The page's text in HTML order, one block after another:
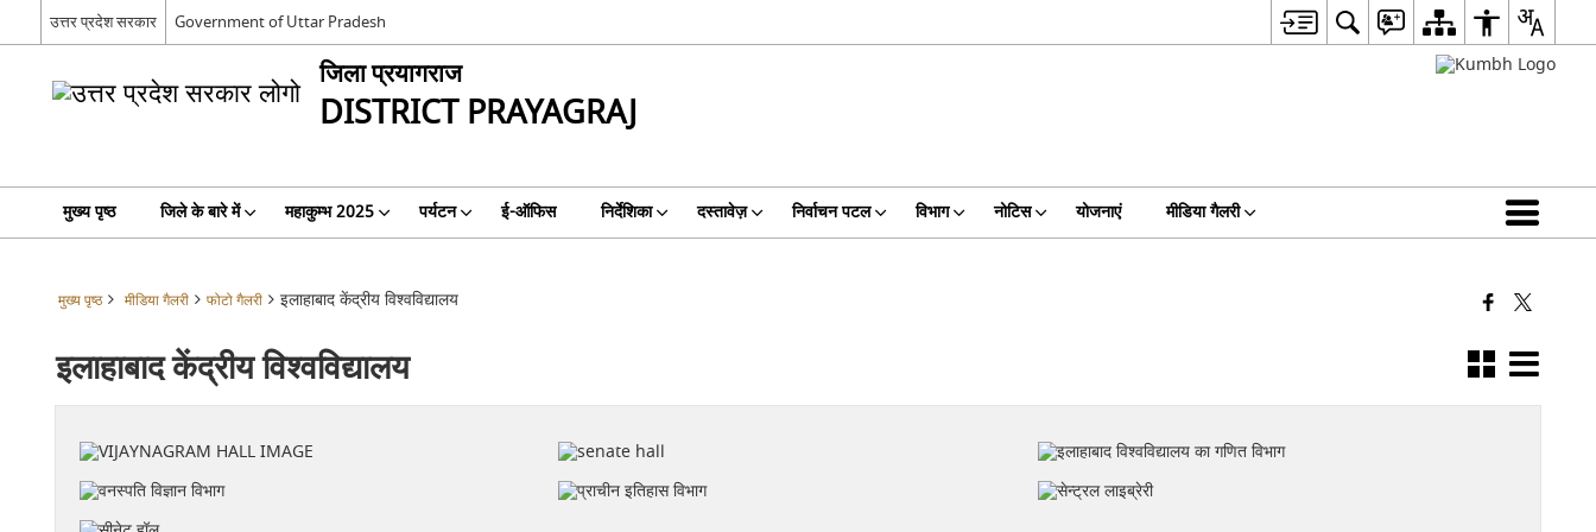
उत्तर प्रदेश सरकार Government of Uttar Pradesh
जिला प्रयागराज
DISTRICT PRAYAGRAJ
मुख्य पृष्ठ जिले के बारे में महाकुम्भ 2025 पर्यटन ई-ऑफिस निर्देशिका दस्तावेज़ निर्वाचन पटल विभाग नोटिस योजनाएं मीडिया गैलरी
मुख्य पृष्ठ मीडिया गैलरी फोटो गैलरी इलाहाबाद केंद्रीय विश्वविद्यालय
इलाहाबाद केंद्रीय विश्वविद्यालय